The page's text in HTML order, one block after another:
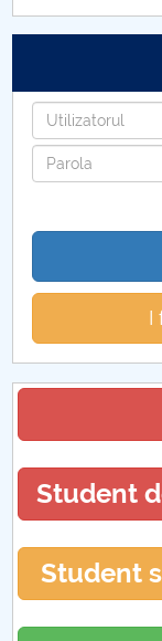
Username
Password
I
Student
Student